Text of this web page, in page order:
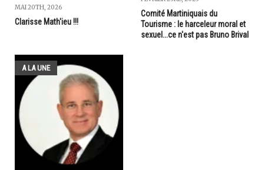
MAI 20TH, 2026
Clarisse Math'ieu !!!
Comité Martiniquais du
Tourisme : le harceleur moral et
sexuel...ce n'est pas Bruno Brival
A LA UNE